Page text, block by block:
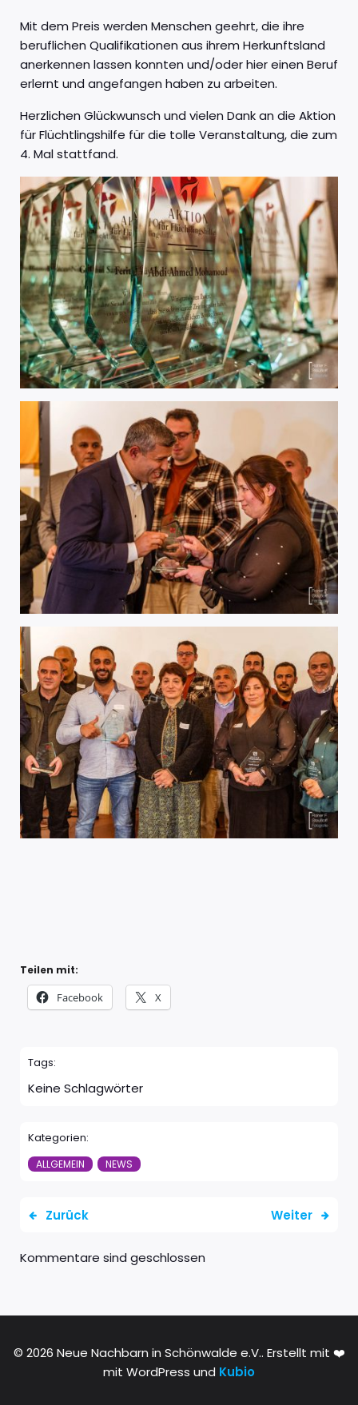
Mit dem Preis werden Menschen geehrt, die ihre
beruflichen Qualifikationen aus ihrem Herkunftsland
anerkennen lassen konnten und/oder hier einen Beruf
erlernt und angefangen haben zu arbeiten.
Herzlichen Glückwunsch und vielen Dank an die Aktion
für Flüchtlingshilfe für die tolle Veranstaltung, die zum
4. Mal stattfand.
Teilen mit:
Facebook X
Tags:
Keine Schlagwörter
Kategorien:
ALLGEMEIN NEWS
Zurück Weiter
Kommentare sind geschlossen
© 2026 Neue Nachbarn in Schönwalde e.V.. Erstellt mit ❤️
mit WordPress und Kubio